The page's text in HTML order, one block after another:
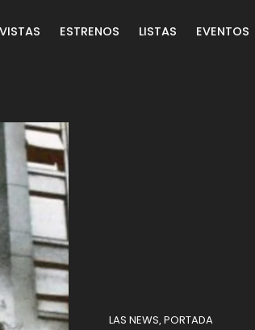
ESTRENOS LISTAS EVENTOS
LAS NEWS PORTADA